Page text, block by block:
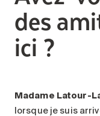
des
ici ?
Madame Latour-
lorsque je suis